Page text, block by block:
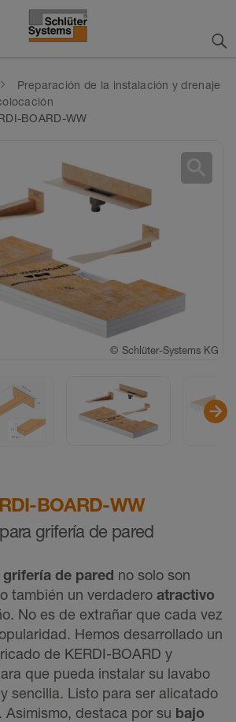
Preparación de la instalación y drenaje
BOARD-WW
BOARD-WW
grifería de pared
grifería de pared no solo son
también un verdadero atractivo
No es de extrañar que cada vez
Hemos desarrollado un
de KERDI-BOARD y
que pueda instalar su lavabo
sencilla. Listo para ser alicatado
Asimismo, destaca por su bajo
© Schlüter-Systems KG
© Schlüter-Systems KG
© Schlüter-Systems KG
© Schlüter-Systems KG
© Schlüter-Systems KG
© Schlüter-Systems KG
© Schlüter-Systems KG